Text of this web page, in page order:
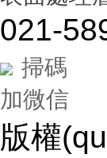
021-
掃碼
加微信
版權